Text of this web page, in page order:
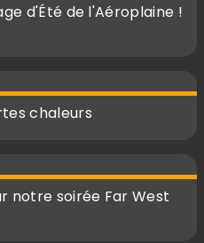
d'Été de l'Aéroplaine !
chaleurs
notre soirée Far West